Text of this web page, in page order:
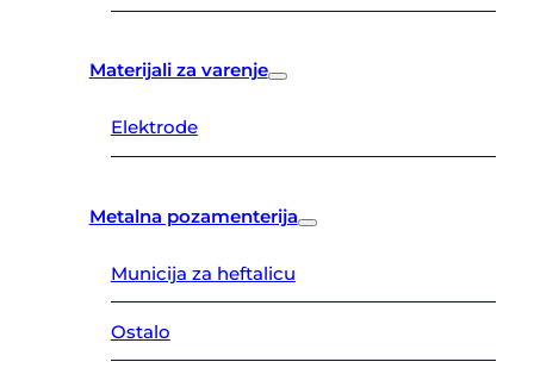
Materijali za varenje
Elektrode
Metalna pozamenterija
Municija za heftalicu
Ostalo